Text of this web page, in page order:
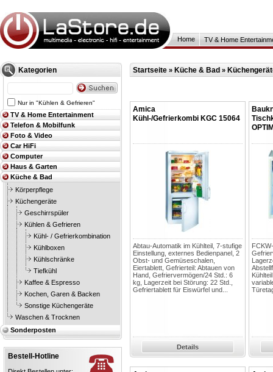
Home TV & Home
Kategorien
Nur in "Kühlen & Gefrieren"
TV & Home Entertainment
Telefon & Mobilfunk
Foto & Video
Car HiFi
Computer
Haus & Garten
Küche & Bad
Körperpflege
Küchengeräte
Geschirrspüler
Kühlen & Gefrieren
Kühl- / Gefrierkombination
Kühlboxen
Kühlschränke
Tiefkühl
Kaffee & Espresso
Kochen, Garen & Backen
Sonstige Küchengeräte
Waschen & Trocknen
Sonderposten
Bestell-Hotline
Startseite » Küche & Bad »
Amica
Kühl-/Gefrierkombi KGC 15064
Abtau-Automatik im Kühlteil, 7-stufige
Einstellung, externes Bedienpanel, 2
Obst- und Gemüseschalen,
Eiertablett, Gefrierteil: Abtauen von
Hand, Gefriervermögen/24 Std.: 6
kg, Lagerzeit bei Störung: 22 Std.,
Gefriertablett für Eiswürfel und...
Details